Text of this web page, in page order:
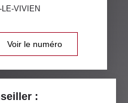
VIVIEN
Voir le numéro
: